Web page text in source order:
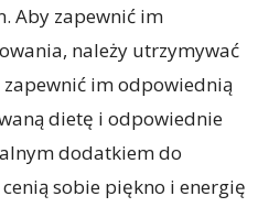
Aby zapewnić im
należy utrzymywać
im odpowiednią
dietę i odpowiednie
dodatkiem do
sobie piękno i energię